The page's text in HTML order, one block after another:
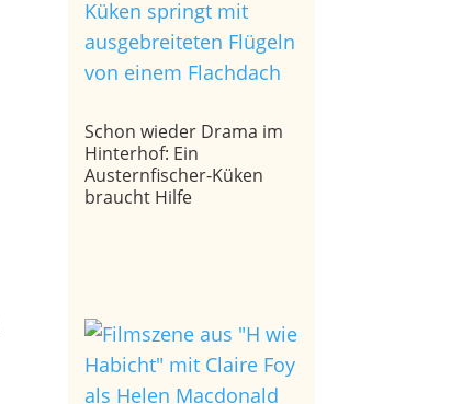
Schon wieder Drama im
Hinterhof: Ein
Austernfischer-Küken
braucht Hilfe